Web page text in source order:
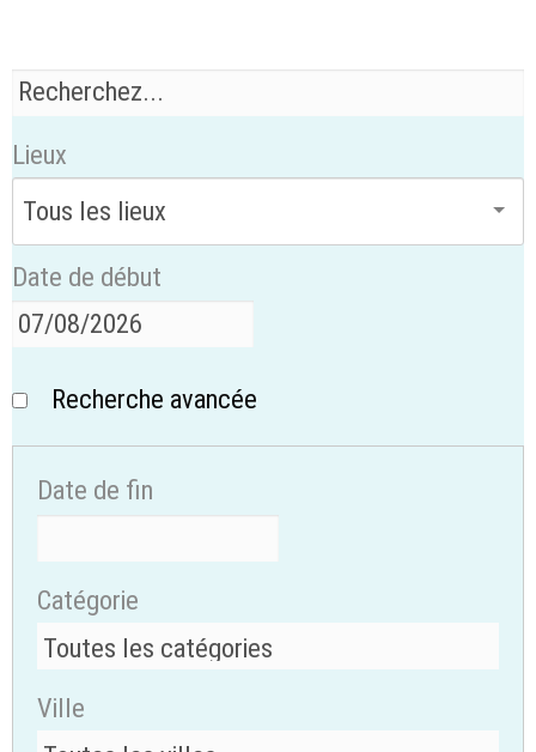
Lieux
Date de début
Recherche avancée
Date de fin
Catégorie
Ville